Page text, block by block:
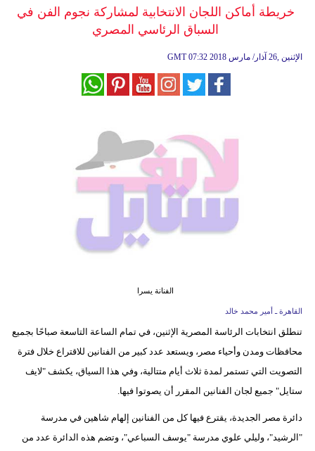
سياحة
خريطة أماكن اللجان الانتخابية لمشاركة نجوم الفن في
السباق الرئاسي المصري
GMT 07:32 2018 الإثنين ,26 آذار/ مارس
الفنانة يسرا
القاهرة ـ أمير محمد خالد
تنطلق انتخابات الرئاسة المصرية الإثنين، في تمام الساعة التاسعة صباحًا بجميع
محافظات ومدن وأحياء مصر، ويستعد عدد كبير من الفنانين للاقتراع خلال فترة
التصويت التي تستمر لمدة ثلاث أيام متتالية، وفي هذا السياق، يكشف "لايف
ستايل" جميع لجان الفنانين المقرر أن يصوتوا فيها.
دائرة مصر الجديدة، يقترع فيها كل من الفنانين إلهام شاهين في مدرسة
"الرشيد"، وليلي علوي مدرسة "يوسف السباعي"، وتضم هذه الدائرة عدد من